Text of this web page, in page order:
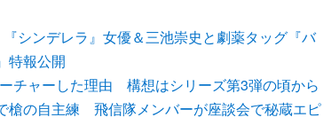
シンデレラ』女優＆三池崇史と劇薬タッグ『バ
特報公開
チャーした理由 構想はシリーズ第3弾の頃から
槍の自主練 飛信隊メンバーが座談会で秘蔵エピ